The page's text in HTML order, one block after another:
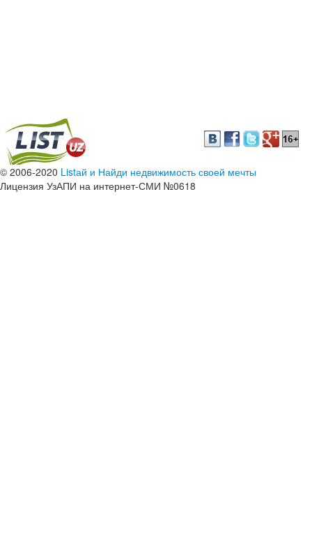
© 2006-2020 Listай и Найди недвижимость своей мечты
Лицензия УзАПИ на интернет-СМИ №0618